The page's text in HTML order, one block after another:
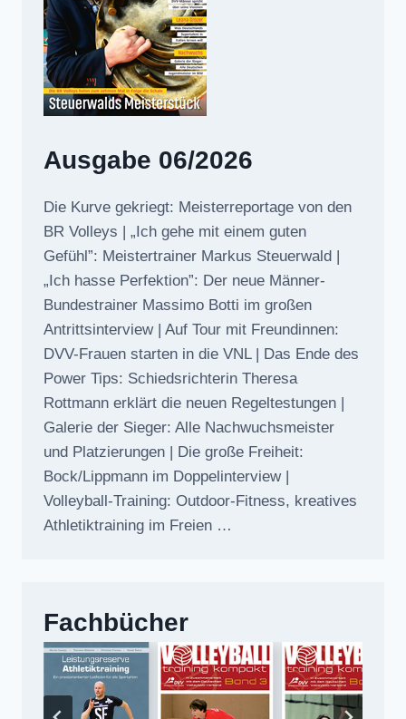
Ausgabe 06/2026
Die Kurve gekriegt: Meisterreportage von den
BR Volleys | „Ich gehe mit einem guten
Gefühl”: Meistertrainer Markus Steuerwald |
„Ich hasse Perfektion”: Der neue Männer-
Bundestrainer Massimo Botti im großen
Antrittsinterview | Auf Tour mit Freundinnen:
DVV-Frauen starten in die VNL | Das Ende des
Power Tips: Schiedsrichterin Theresa
Rottmann erklärt die neuen Regeltestungen |
Galerie der Sieger: Alle Nachwuchsmeister
und Platzierungen | Die große Freiheit:
Bock/Lippmann im Doppelinterview |
Volleyball-Training: Outdoor-Fitness, kreatives
Athletiktraining im Freien …
Fachbücher